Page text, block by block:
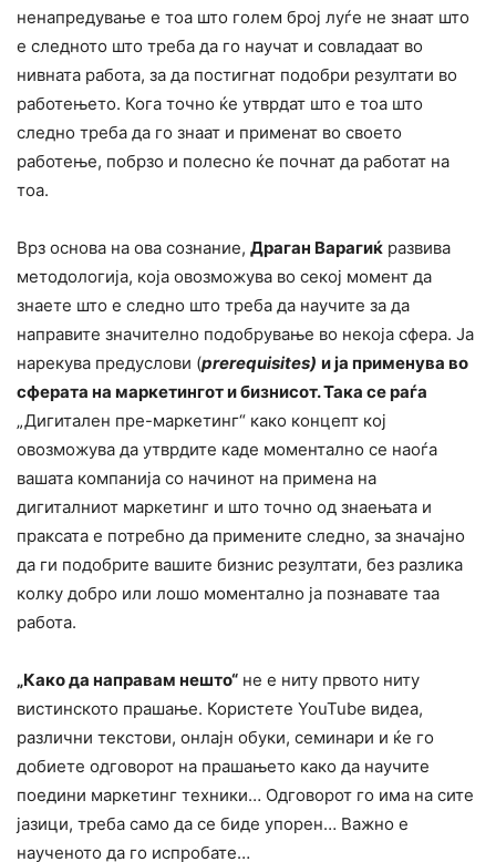
ненапредување е тоа што голем број луѓе не знаат што
е следното што треба да го научат и совладаат во
нивната работа, за да постигнат подобри резултати во
работењето. Кога точно ќе утврдат што е тоа што
следно треба да го знаат и применат во своето
работење, побрзо и полесно ќе почнат да работат на
тоа.
Врз основа на ова сознание, Драган Варагиќ развива
методологија, која овозможува во секој момент да
знаете што е следно што треба да научите за да
направите значително подобрување во некоја сфера. Ја
нарекува предуслови (prerequisites) и ја применува во
сферата на маркетингот и бизнисот. Така се раѓа
„Дигитален пре-маркетинг“ како концепт кој
овозможува да утврдите каде моментално се наоѓа
вашата компанија со начинот на примена на
дигиталниот маркетинг и што точно од знаењата и
праксата е потребно да примените следно, за значајно
да ги подобрите вашите бизнис резултати, без разлика
колку добро или лошо моментално ја познавате таа
работа.
„Како да направам нешто“ не е ниту првото ниту
вистинското прашање. Користете YouTube видеа,
различни текстови, онлајн обуки, семинари и ќе го
добиете одговорот на прашањето како да научите
поедини маркетинг техники… Одговорот го има на сите
јазици, треба само да се биде упорен… Важно е
наученото да го испробате…